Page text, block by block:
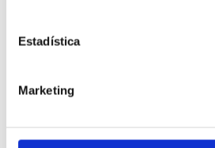
Estadística
Marketing